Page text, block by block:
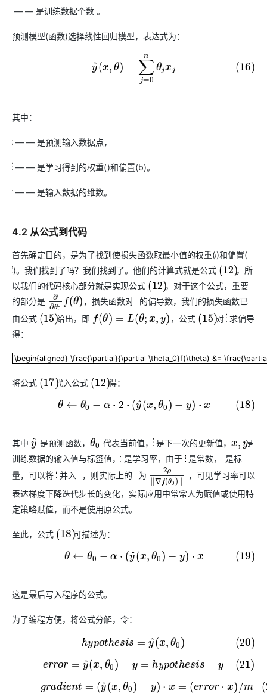
M
— — 是训练数据个数 。
预测模型(函数)选择线性回归模型，表达式为：
=∑j=0
其中：
x— — 是预测输入数据点，
θ— — 是学习得到的权重(w
)和偏置(b)。
n— — 是输入数据的维数。
4.2 从公式到代码
首先确定目的，是为了找到使损失函数取最小值的权重(w
)和偏置(
b
)。我们找到了吗？我们找到了。他们的计算式就是公式 ( 12)，所
以我们的代码核心部分就是实现公式 ( 12)，对于这个公式，重要
的部分是 ∂∂θ 0f(θ) ，损失函数对θ的偏导数，我们的损失函数已
由公式 ( 15)给出，即 f(θ)=L(θ x,y) ，公式 ( 15)对 θ求偏导
得：
\begin{aligned} \frac{\partial}{\partial \theta_0}f(\theta) &=
\begin{aligned} \frac{\partial}{\partial \theta_0}f(\theta) &=
将公式 ( 17)代入公式 ( 12)得：
(18) θ←θ0 −α ·2 ·(y^(x, θ0 )− y) x
其中 y^ 是预测函数，θ0 代表当前值， θ是下一次的更新值，x,y是
训练数据的输入值与标签值， α是学习率，由于 2是常数，α是标
量，可以将 2并入α，则实际上的α为 2ρ||∇f(θ0 )，可见学习率可以
表达梯度下降迭代步长的变化，实际应用中常常人为赋值或使用特
定策略赋值，而不是使用原公式。
至此，公式 ( 18)可描述为：
(19) θ← θ0 − α·(y^(x ,θ0) −y ·x
这是最后写入程序的公式。
为了编程方便，将公式分解，令：
(20)hypothe sis=y^(x, θ0)
(21) error= y^( x θ0 )− y= hypothesis−y
(22) gradient= (y^( x,θ 0)− y )·x =( error·x)/m